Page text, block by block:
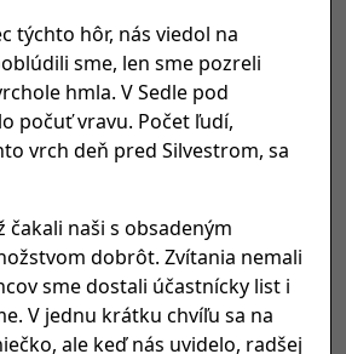
týchto hôr, nás viedol na
sme, len sme pozreli
hmla. V Sedle pod
počuť vravu. Počet ľudí,
vrch deň pred Silvestrom, sa
čakali naši s obsadeným
dobrôt. Zvítania nemali
sme dostali účastnícky list i
V jednu krátku chvíľu sa na
ale keď nás uvidelo, radšej